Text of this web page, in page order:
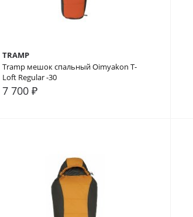
TRAMP
Tramp мешок спальный Oimyakon T-
Loft Regular -30
7 700 ₽В сравнение